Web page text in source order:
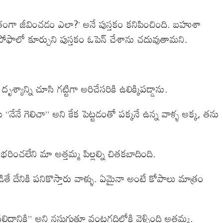
జీవించడం ఎలా?’ అనే పుస్తకం కనిపించింది. బహుశా
కూర్చుని పుస్తకం ఓపెన్ చేశాను చదువుతామని.
చూసి గట్టిగా అరిచేసరికి ఉలిక్కిపడ్డాను.
గెలిచా” అని కేక పెట్టడంతో పక్కనే ఉన్న వాళ్ళ అక్క, తను
భరించలేని మా అత్తమ్మ పిల్లల్ని చితకబాదింది.
దేనికి పనికొస్తారు వాళ్ళు. ఏమైనా అంటే కోపాలు మాత్రం
అని నసుగుతూ వంటగదిలోకి వెళ్ళింది అత్తమ్మ.